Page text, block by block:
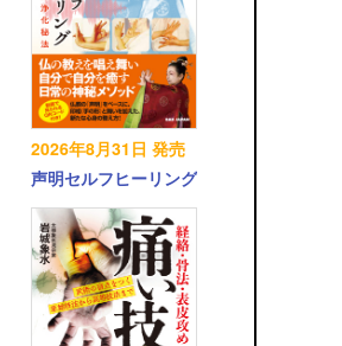
2026年8月31日 発売
声明セルフヒーリング